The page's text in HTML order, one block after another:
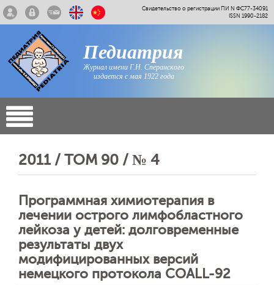
Свидетельство о регистрации ПИ N ФС77-34091
ISSN 1990-2182
Педиатрия
Журнал имени Г.Н. Сперанского
издается с мая 1922 года
2011 / ТОМ 90 / № 4
Программная химиотерапия в
лечении острого лимфобластного
лейкоза у детей: долговременные
результаты двух
модифицированных версий
немецкого протокола COALL-92